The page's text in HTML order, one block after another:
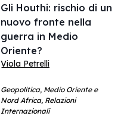
Gli Houthi: rischio di un
nuovo fronte nella
guerra in Medio
Oriente?
Viola Petrelli
Geopolitica, Medio Oriente e
Nord Africa, Relazioni
Internazionali